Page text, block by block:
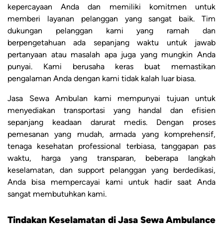
kepercayaan Anda dan memiliki komitmen untuk
memberi layanan pelanggan yang sangat baik. Tim
dukungan pelanggan kami yang ramah dan
berpengetahuan ada sepanjang waktu untuk jawab
pertanyaan atau masalah apa juga yang mungkin Anda
punyai. Kami berusaha keras buat memastikan
pengalaman Anda dengan kami tidak kalah luar biasa.
Jasa Sewa Ambulan kami mempunyai tujuan untuk
menyediakan transportasi yang handal dan efisien
sepanjang keadaan darurat medis. Dengan proses
pemesanan yang mudah, armada yang komprehensif,
tenaga kesehatan professional terbiasa, tanggapan pas
waktu, harga yang transparan, beberapa langkah
keselamatan, dan support pelanggan yang berdedikasi,
Anda bisa mempercayai kami untuk hadir saat Anda
sangat membutuhkan kami.
Tindakan Keselamatan di Jasa Sewa Ambulance